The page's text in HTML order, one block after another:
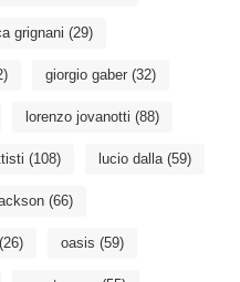
grignani (29)
giorgio gaber(32)
lorenzo jovanotti (88)
(108) lucio dalla(59)
(66)
oasis (59)